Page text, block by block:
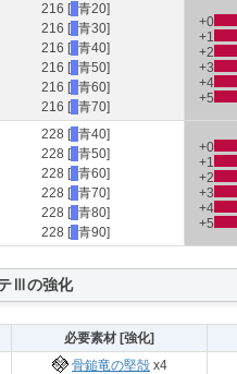
216 [ 青20]
216 [ 青30]
216 [ 青40]
216 [ 青50]
216 [ 青60]
216 [ 青70]
+0
+1
+2
+3
+4
+5
228 [ 青40]
228 [ 青50]
228 [ 青60]
228 [ 青70]
228 [ 青80]
228 [ 青90]
+0
+1
+2
+3
+4
+5
Ⅲの強化
必要素材 [強化]
骨鎚竜の堅殻 x4